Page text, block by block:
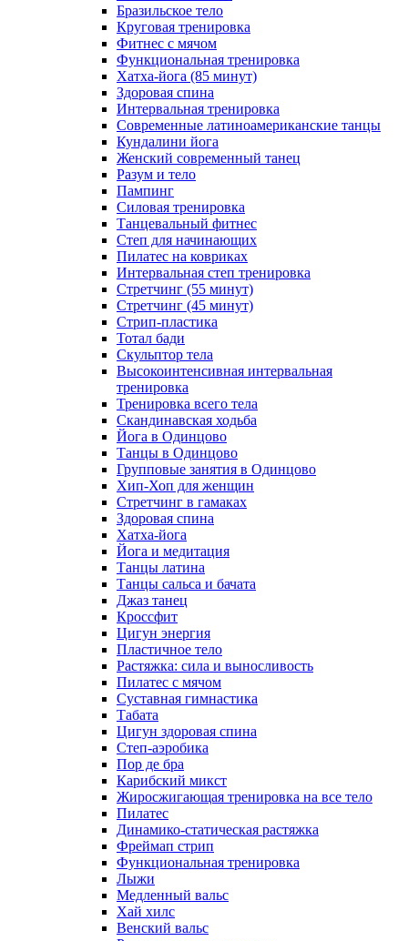
Бразильское тело
Круговая тренировка
Фитнес с мячом
Функциональная тренировка
Хатха-йога (85 минут)
Здоровая спина
Интервальная тренировка
Современные латиноамериканские танцы
Кундалини йога
Женский современный танец
Разум и тело
Пампинг
Силовая тренировка
Танцевальный фитнес
Степ для начинающих
Пилатес на ковриках
Интервальная степ тренировка
Стретчинг (55 минут)
Стретчинг (45 минут)
Стрип-пластика
Тотал бади
Скульптор тела
Высокоинтенсивная интервальная
тренировка
Тренировка всего тела
Скандинавская ходьба
Йога в Одинцово
Танцы в Одинцово
Групповые занятия в Одинцово
Хип-Хоп для женщин
Стретчинг в гамаках
Здоровая спина
Хатха-йога
Йога и медитация
Танцы латина
Танцы сальса и бачата
Джаз танец
Кроссфит
Цигун энергия
Пластичное тело
Растяжка: сила и выносливость
Пилатес с мячом
Суставная гимнастика
Табата
Цигун здоровая спина
Степ-аэробика
Пор де бра
Карибский микст
Жиросжигающая тренировка на все тело
Пилатес
Динамико-статическая растяжка
Фреймап стрип
Функциональная тренировка
Лыжи
Медленный вальс
Хай хилс
Венский вальс